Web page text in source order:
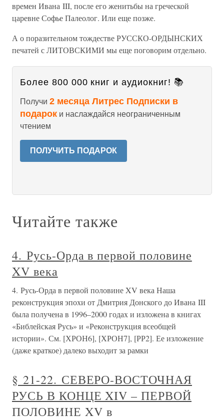
времен Ивана III, после его женитьбы на греческой
царевне Софье Палеолог. Или еще позже.
А о поразительном тождестве РУССКО-ОРДЫНСКИХ
печатей с ЛИТОВСКИМИ мы еще поговорим отдельно.
Более 800 000 книг и аудиокниг! 📚
Получи 2 месяца Литрес Подписки в
подарок и наслаждайся неограниченным
чтением
ПОЛУЧИТЬ ПОДАРОК
Читайте также
4. Русь-Орда в первой половине
XV века
4. Русь-Орда в первой половине XV века Наша
реконструкция эпохи от Дмитрия Донского до Ивана III
была получена в 1996–2000 годах и изложена в книгах
«Библейская Русь» и «Реконструкция всеобщей
истории». См. [ХРОН6], [ХРОН7], [РР2]. Ее изложение
(даже краткое) далеко выходит за рамки
§ 21-22. СЕВЕРО-ВОСТОЧНАЯ
РУСЬ В КОНЦЕ XIV – ПЕРВОЙ
ПОЛОВИНЕ XV в